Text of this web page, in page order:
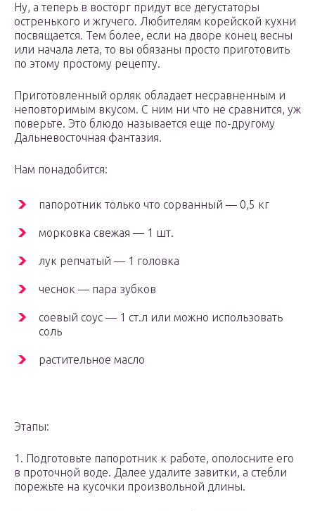
Ну, а теперь в восторг придут все дегустаторы
остренького и жгучего. Любителям корейской кухни
посвящается. Тем более, если на дворе конец весны
или начала лета, то вы обязаны просто приготовить
по этому простому рецепту.
Приготовленный орляк обладает несравненным и
неповторимым вкусом. С ним ни что не сравнится, уж
поверьте. Это блюдо называется еще по-другому
Дальневосточная фантазия.
Нам понадобится:
папоротник только что сорванный — 0,5 кг
морковка свежая — 1 шт.
лук репчатый — 1 головка
чеснок — пара зубков
соевый соус — 1 ст.л или можно использовать
соль
растительное масло
Этапы:
1. Подготовьте папоротник к работе, ополосните его
в проточной воде. Далее удалите завитки, а стебли
порежьте на кусочки произвольной длины.